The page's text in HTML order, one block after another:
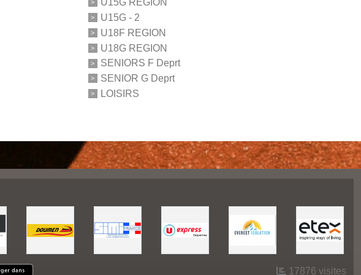
U15G REGION
U15G - 2
U18F REGION
U18G REGION
SENIORS F Deprt
SENIOR G Deprt
LOISIRS
17876 visites